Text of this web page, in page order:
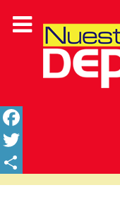
Facebook
Twitter
Share